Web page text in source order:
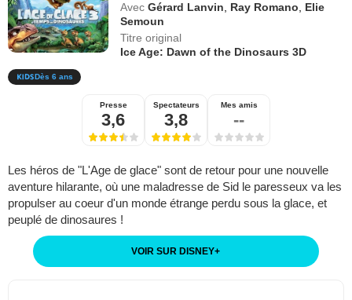
Avec Gérard Lanvin, Ray Romano, Elie
Semoun
Titre original
Ice Age: Dawn of the Dinosaurs 3D
Dès 6 ans
Presse
3,6
Spectateurs
3,8
Mes amis
--
Les héros de "L'Age de glace" sont de retour pour une nouvelle
aventure hilarante, où une maladresse de Sid le paresseux va les
propulser au coeur d'un monde étrange perdu sous la glace, et
peuplé de dinosaures !
VOIR SUR DISNEY+